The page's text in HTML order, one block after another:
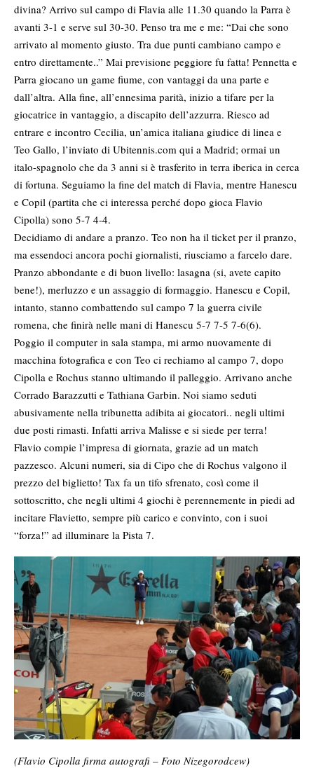
divina? Arrivo sul campo di Flavia alle 11.30 quando la Parra è
avanti 3-1 e serve sul 30-30. Penso tra me e me: “Dai che sono
arrivato al momento giusto. Tra due punti cambiano campo e
entro direttamente..” Mai previsione peggiore fu fatta! Pennetta e
Parra giocano un game fiume, con vantaggi da una parte e
dall’altra. Alla fine, all’ennesima parità, inizio a tifare per la
giocatrice in vantaggio, a discapito dell’azzurra. Riesco ad
entrare e incontro Cecilia, un’amica italiana giudice di linea e
Teo Gallo, l’inviato di Ubitennis.com qui a Madrid; ormai un
italo-spagnolo che da 3 anni si è trasferito in terra iberica in cerca
di fortuna. Seguiamo la fine del match di Flavia, mentre Hanescu
e Copil (partita che ci interessa perché dopo gioca Flavio
Cipolla) sono 5-7 4-4.
Decidiamo di andare a pranzo. Teo non ha il ticket per il pranzo,
ma essendoci ancora pochi giornalisti, riusciamo a farcelo dare.
Pranzo abbondante e di buon livello: lasagna (si, avete capito
bene!), merluzzo e un assaggio di formaggio. Hanescu e Copil,
intanto, stanno combattendo sul campo 7 la guerra civile
romena, che finirà nelle mani di Hanescu 5-7 7-5 7-6(6).
Poggio il computer in sala stampa, mi armo nuovamente di
macchina fotografica e con Teo ci rechiamo al campo 7, dopo
Cipolla e Rochus stanno ultimando il palleggio. Arrivano anche
Corrado Barazzutti e Tathiana Garbin. Noi siamo seduti
abusivamente nella tribunetta adibita ai giocatori.. negli ultimi
due posti rimasti. Infatti arriva Malisse e si siede per terra!
Flavio compie l’impresa di giornata, grazie ad un match
pazzesco. Alcuni numeri, sia di Cipo che di Rochus valgono il
prezzo del biglietto! Tax fa un tifo sfrenato, così come il
sottoscritto, che negli ultimi 4 giochi è perennemente in piedi ad
incitare Flavietto, sempre più carico e convinto, con i suoi
“forza!” ad illuminare la Pista 7.
(Flavio Cipolla firma autografi – Foto Nizegorodcew)